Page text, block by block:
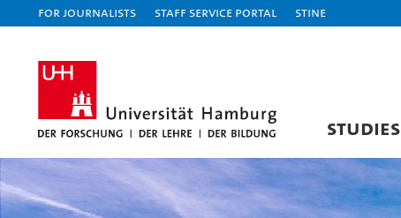
For journalists Staff Service Portal STiNE
STUDIES